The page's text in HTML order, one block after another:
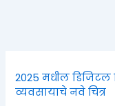
2025 मधील डिजिटल
व्यवसायाचे नवे चित्र